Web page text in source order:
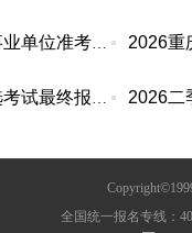
2026年四川省、市、州选调事业单位准考证打印入口
2026重庆沙坪坝事业单位遴选考试最终报名统计
全国统一报名专线：